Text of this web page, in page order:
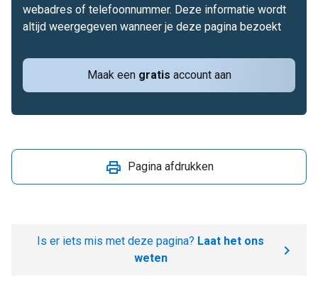
Maak een gratis account aan
webadres of telefoonnummer. Deze informatie wordt
altijd weergegeven wanneer je deze pagina bezoekt
Pagina afdrukken
Is er iets mis met deze pagina? Laat het ons
weten